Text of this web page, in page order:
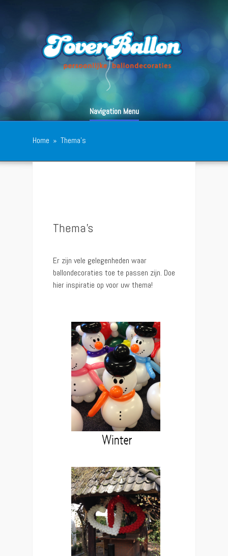
Navigation Menu
Home » Thema’s
Thema’s
Er zijn vele gelegenheden waar
ballondecoraties toe te passen zijn. Doe
hier inspiratie op voor uw thema!